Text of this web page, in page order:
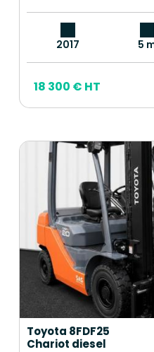
2017 5
18 300 € HT
Toyota 8FDF25
Chariot diesel